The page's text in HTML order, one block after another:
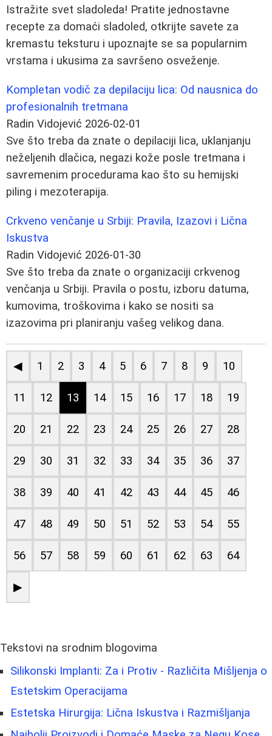
Istražite svet sladoleda! Pratite jednostavne
recepte za domaći sladoled, otkrijte savete za
kremastu teksturu i upoznajte se sa popularnim
vrstama i ukusima za savršeno osveženje.
Kompletan vodič za depilaciju lica: Od nausnica do
profesionalnih tretmana
Radin Vidojević 2026-02-01
Sve što treba da znate o depilaciji lica, uklanjanju
neželjenih dlačica, negazi kože posle tretmana i
savremenim procedurama kao što su hemijski
piling i mezoterapija.
Crkveno venčanje u Srbiji: Pravila, Izazovi i Lična
Iskustva
Radin Vidojević 2026-01-30
Sve što treba da znate o organizaciji crkvenog
venčanja u Srbiji. Pravila o postu, izboru datuma,
kumovima, troškovima i kako se nositi sa
izazovima pri planiranju vašeg velikog dana.
◀ 1 2 3 4 5 6 7 8 9 10
11 12 13 14 15 16 17 18 19
20 21 22 23 24 25 26 27 28
29 30 31 32 33 34 35 36 37
38 39 40 41 42 43 44 45 46
47 48 49 50 51 52 53 54 55
56 57 58 59 60 61 62 63 64
▶
Tekstovi na srodnim blogovima
Silikonski Implanti: Za i Protiv - Različita Mišljenja o
Estetskim Operacijama
Estetska Hirurgija: Lična Iskustva i Razmišljanja